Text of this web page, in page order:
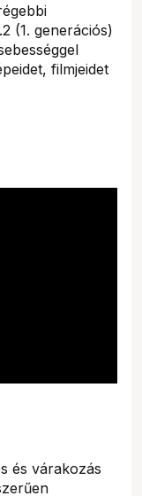
(1. generációs)
filmjeidet
és várakozás